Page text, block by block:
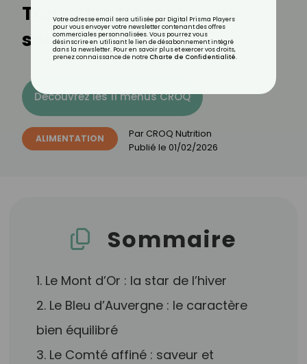
Top 5 des fromages de
saison de Janvier
Découvrez les 11 menus CROQ
ALIMENTATION Par CROQ Nutrition
Publié le 01/02/2026
Sommaire
1. Le Mont d’Or : la star de l’hiver
2. Le Bleu d’Auvergne : le caractère
bien équilibré
3. Le Comté affiné : saveur et
Votre adresse email sera utilisée par Digital Prisma Players
pour vous envoyer votre newsletter contenant des offres
commerciales personnalisées. Vous pourrez vous
désinscrire en utilisant le lien de désabonnement intégré
dans la newsletter. Pour en savoir plus et exercer vos droits,
prenez connaissance de notre Charte de Confidentialité.